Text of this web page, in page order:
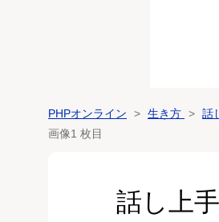
PHPオンライン 生き方
話
画像1 枚目
話し上